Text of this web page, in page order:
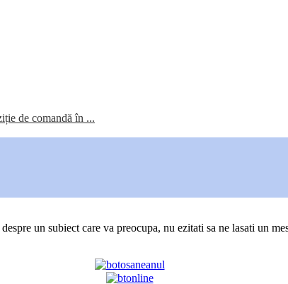
de comandă în ...
un subiect care va preocupa, nu ezitati sa ne lasati un